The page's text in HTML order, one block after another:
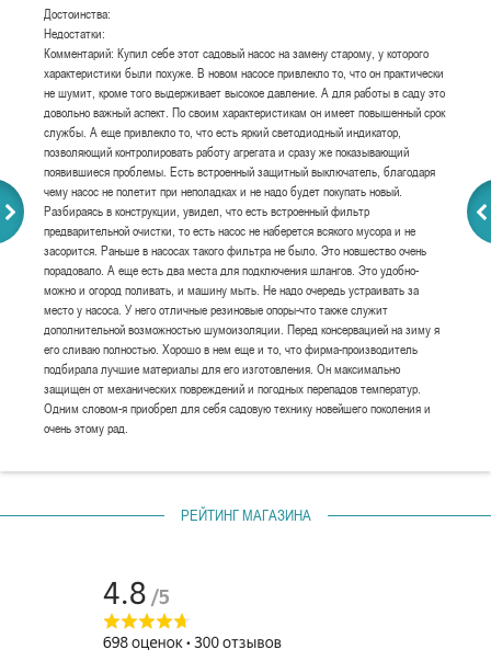
Достоинства:
Недостатки:
Комментарий: Купил себе этот садовый насос на замену старому, у которого
характеристики были похуже. В новом насосе привлекло то, что он практически
не шумит, кроме того выдерживает высокое давление. А для работы в саду это
довольно важный аспект. По своим характеристикам он имеет повышенный срок
службы. А еще привлекло то, что есть яркий светодиодный индикатор,
позволяющий контролировать работу агрегата и сразу же показывающий
появившиеся проблемы. Есть встроенный защитный выключатель, благодаря
чему насос не полетит при неполадках и не надо будет покупать новый.
Разбираясь в конструкции, увидел, что есть встроенный фильтр
предварительной очистки, то есть насос не наберется всякого мусора и не
засорится. Раньше в насосах такого фильтра не было. Это новшество очень
порадовало. А еще есть два места для подключения шлангов. Это удобно-
можно и огород поливать, и машину мыть. Не надо очередь устраивать за
место у насоса. У него отличные резиновые опоры-что также служит
дополнительной возможностью шумоизоляции. Перед консервацией на зиму я
его сливаю полностью. Хорошо в нем еще и то, что фирма-производитель
подбирала лучшие материалы для его изготовления. Он максимально
защищен от механических повреждений и погодных перепадов температур.
Одним словом-я приобрел для себя садовую технику новейшего поколения и
очень этому рад.
РЕЙТИНГ МАГАЗИНА